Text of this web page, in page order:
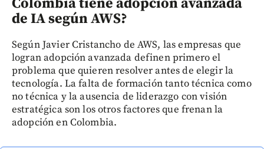
de IA según AWS?
Según Javier Cristancho de AWS, las empresas que
logran adopción avanzada definen primero el
problema que quieren resolver antes de elegir la
tecnología. La falta de formación tanto técnica como
no técnica y la ausencia de liderazgo con visión
estratégica son los otros factores que frenan la
adopción en Colombia.